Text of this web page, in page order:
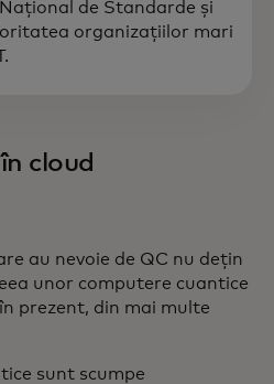
de Standarde și
organizațiilor mari
cloud
au nevoie de QC nu dețin
unor computere cuantice
prezent, din mai multe
sunt scumpe